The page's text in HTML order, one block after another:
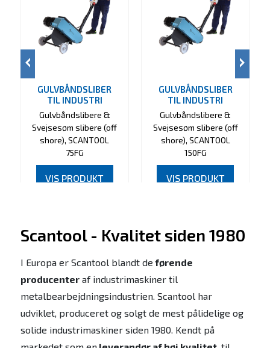
GULVBÅNDSLIBER
TIL INDUSTRI
Gulvbåndslibere &
Svejsesøm slibere (off
shore), SCANTOOL
75FG
VIS PRODUKT
GULVBÅNDSLIBER
TIL INDUSTRI
Gulvbåndslibere &
Svejsesøm slibere (off
shore), SCANTOOL
150FG
VIS PRODUKT
Scantool - Kvalitet siden 1980
I Europa er Scantool blandt de førende
producenteraf industrimaskiner til
metalbearbejdningsindustrien. Scantool har
udviklet, produceret og solgt de mest pålidelige og
solide industrimaskiner siden 1980. Kendt på